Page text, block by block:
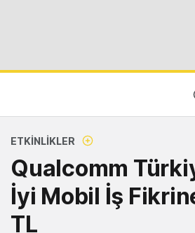
ETKINLIKLER
Qualcomm
İyi Mobil İş
TL